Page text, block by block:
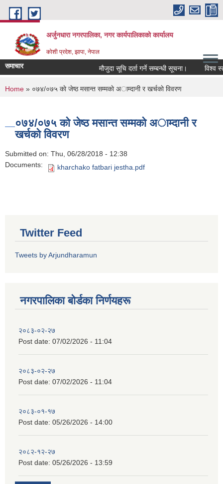
Skip to main content
अर्जुनधारा नगरपालिका, नगर कार्यपालिकाको कार्यालय
कोशी प्रदेश, झापा, नेपाल
समाचार मौजुदा सूचि दर्ता गर्ने सम्बन्धी सूचना। विश्व
You are here
Home » ०७४/०७५ काे जेष्ठ मसान्त सम्मकाे अाम्दानी र खर्चकाे विवरण
०७४/०७५ काे जेष्ठ मसान्त सम्मकाे अाम्दानी र
खर्चकाे विवरण
Submitted on: Thu, 06/28/2018 - 12:38
Documents:
kharchako fatbari jestha.pdf
Twitter Feed
Tweets by Arjundharamun
नगरपालिका बाेर्डका निर्णयहरू
२०८३-०२-२७
Post date: 07/02/2026 - 11:04
२०८३-०२-२७
Post date: 07/02/2026 - 11:04
२०८३-०१-१७
Post date: 05/26/2026 - 14:00
२०८२-१२-२७
Post date: 05/26/2026 - 13:59